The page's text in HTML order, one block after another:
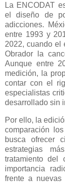
La ENCODAT
el diseño de
adicciones.
entre 1993 y
2022, cuando el
Obrador la
Aunque entre
medición, la
contar con el
especialistas
desarrollado sin
Por ello, la
comparación
busca ofrecer
estrategias
tratamiento del
importancia
frente a